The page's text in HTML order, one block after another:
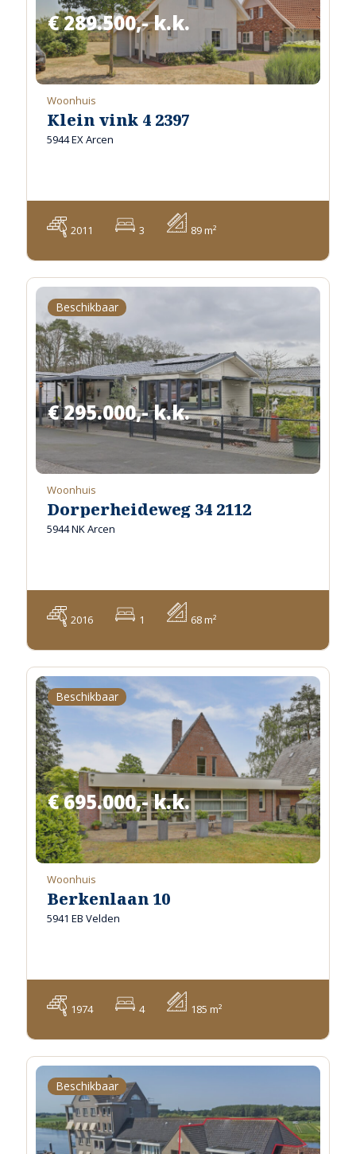
€ 289.500,- k.k.
Woonhuis
Klein vink 4 2397
5944 EX Arcen
2011 3 89 m²
Beschikbaar
€ 295.000,- k.k.
Woonhuis
Dorperheideweg 34 2112
5944 NK Arcen
2016 1 68 m²
Beschikbaar
€ 695.000,- k.k.
Woonhuis
Berkenlaan 10
5941 EB Velden
1974 4 185 m²
Beschikbaar